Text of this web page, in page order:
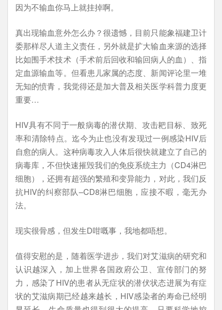
因为不输血你马上就挂掉啊。
真出现输血意外怎么办？很遗憾，目前只能象福建卫计
委那样尽人道主义责任，另外就是扩大输血来源的选择
比如围手术技术（手术前后回收和输回病人的血）、指
定血源输血等。但看患儿家属的态度、新闻评论里一堆
无知的愤青，我觉得还是加大普及相关医学科普力度更
重要…
HIV具有不同于一般病毒的潜伏期、攻击耙目标、致死
率和清除特点。迄今为止也没有发现过一例感染HIV后
自愈的病人。这种病毒攻入人体后很快就建立了自己的
病毒库，不但快速摧毁我们的免疫系统主力（CD4淋巴
细胞），还拥有超强的繁殖和变异能力，对此，我们反
抗HIV的纠察部队–CD8淋巴细胞，应接不暇，毫无办
法。
现实很骨感，但发生D咁嘅事，我地都唔想。
值得安慰的是，随着医学进步，我们对艾滋病的研究和
认识越深入，加上世界各国政府公卫、宣传部门的努
力，感染了HIV的患者从无症状的潜伏状态进展为有症
状的艾滋病期已经越来越长，HIV感染者的寿命已经明